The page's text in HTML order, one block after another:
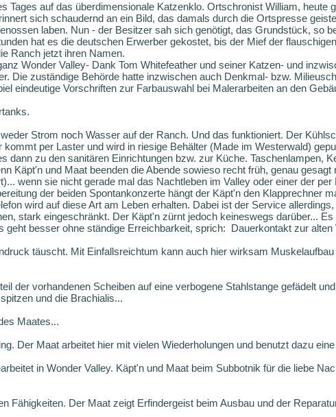
Tages auf das überdimensionale Katzenklo. Ortschronist William, heute
sich schaudernd an ein Bild, das damals durch die Ortspresse
laben. Nun - der Besitzer sah sich genötigt, das Grundstück, so
hat es die deutschen Erwerber gekostet, bis der Mief der
Ranch jetzt ihren Namen.
Wonder Valley- Dank Tom Whitefeather und seiner Katzen- und
Die zuständige Behörde hatte inzwischen auch Denkmal- bzw.
eindeutige Vorschriften zur Farbauswahl bei Malerarbeiten an den
Strom noch Wasser auf der Ranch. Und das funktioniert. Der
per Laster und wird in riesige Behälter (Made im Westerwald)
dann zu den sanitären Einrichtungen bzw. zur Küche. Taschenlampen,
Käpt'n und Maat beenden die Abende sowieso recht früh, genau
wenn sie nicht gerade mal das Nachtleben im Valley oder einer der
der beiden Spontankonzerte hängt der Käpt'n den Klapprechner
wird auf diese Art am Leben erhalten. Dabei ist der Service
stark eingeschränkt. Der Käpt'n zürnt jedoch keineswegs darüber...
geht besser ohne ständige Erreichbarkeit, sprich: Dauerkontakt zur alten
täuscht. Mit Einfallsreichtum kann auch hier wirksam
der vorhandenen Scheiben auf eine verbogene Stahlstange gefädelt
und die Brachialis...
Maates...
Der Maat arbeitet hier mit vielen Wiederholungen und benutzt dazu
in Wonder Valley. Käpt'n und Maat beim Subbotnik für die liebe
Fähigkeiten. Der Maat zeigt Erfindergeist beim Ausbau und der